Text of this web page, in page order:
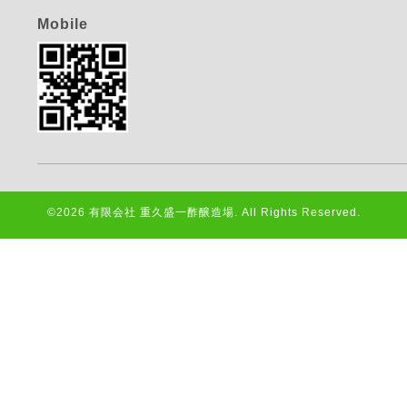
Mobile
©2026 有限会社 重久盛一酢醸造場. All Rights Reserved.